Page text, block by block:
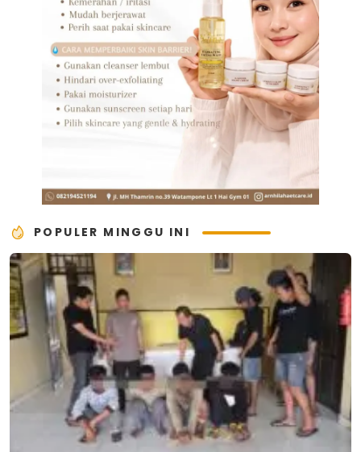
POPULER MINGGU INI